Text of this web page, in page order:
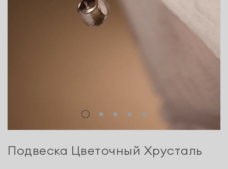
Подвеска Цветочный Хрусталь